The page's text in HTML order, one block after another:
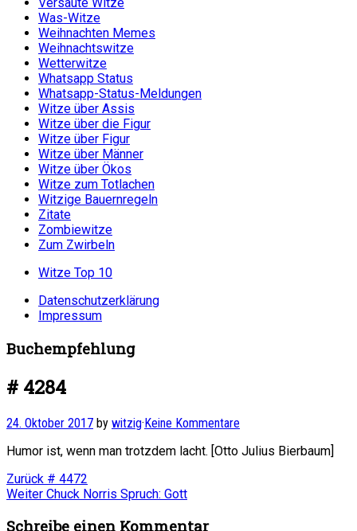
Was-Witze
Weihnachten Memes
Weihnachtswitze
Wetterwitze
Whatsapp Status
Whatsapp-Status-Meldungen
Witze über Assis
Witze über die Figur
Witze über Figur
Witze über Männer
Witze über Ökos
Witze zum Totlachen
Witzige Bauernregeln
Zitate
Zombiewitze
Zum Zwirbeln
Witze Top 10
Datenschutzerklärung
Impressum
Buchempfehlung
# 4284
24. Oktober 2017 by witzig·Keine Kommentare
Humor ist, wenn man trotzdem lacht. [Otto Julius Bierbaum]
Beitragsnavigation
Zurück Vorheriger
Beitrag:
# 4472
Weiter Nächster
Chuck Norris Spruch: Gott
Schreibe einen Kommentar